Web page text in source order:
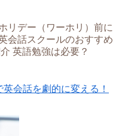
リデー（ワーホリ）前に
会話スクールのおすすめ
英語勉強は必要？
会話を劇的に変える！